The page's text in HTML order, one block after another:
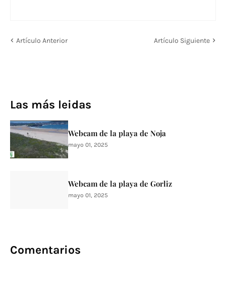
Artículo Anterior Artículo Siguiente
Las más leidas
Webcam de la playa de Noja
mayo 01, 2025
Webcam de la playa de Gorliz
mayo 01, 2025
Comentarios